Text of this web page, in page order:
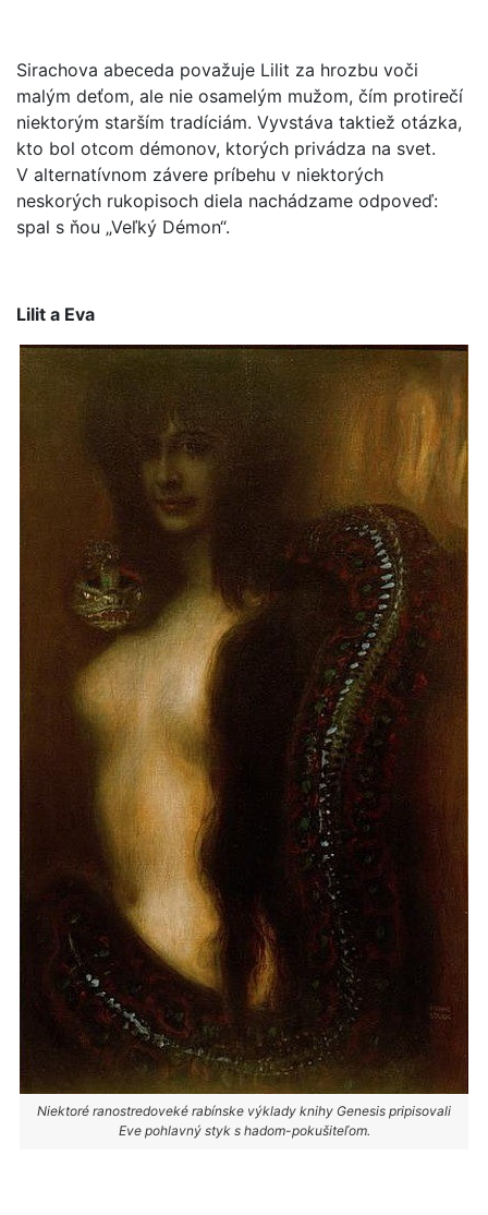
Sirachova abeceda považuje Lilit za hrozbu voči
malým deťom, ale nie osamelým mužom, čím protirečí
niektorým starším tradíciám. Vyvstáva taktiež otázka,
kto bol otcom démonov, ktorých privádza na svet.
V alternatívnom závere príbehu v niektorých
neskorých rukopisoch diela nachádzame odpoveď:
spal s ňou „Veľký Démon“.
Lilit a Eva
Niektoré ranostredoveké rabínske výklady knihy Genesis pripisovali
Eve pohlavný styk s hadom-pokušiteľom.